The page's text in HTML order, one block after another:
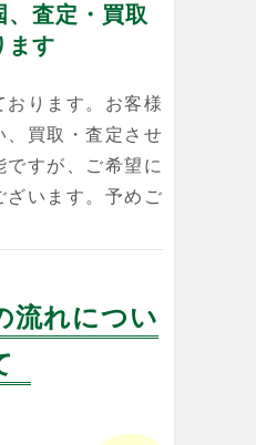
、査定・買取
ます
おります。お客様
、買取・査定させ
ですが、ご希望に
ざいます。予めご
流れについ